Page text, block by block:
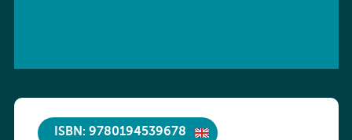
ISBN: 9780194539678